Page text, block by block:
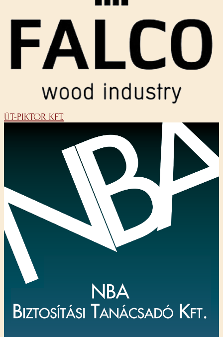
ÚT-PIKTOR KFT.